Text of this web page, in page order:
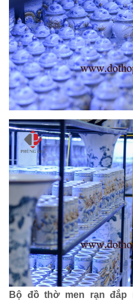
Bộ đồ thờ men rạn